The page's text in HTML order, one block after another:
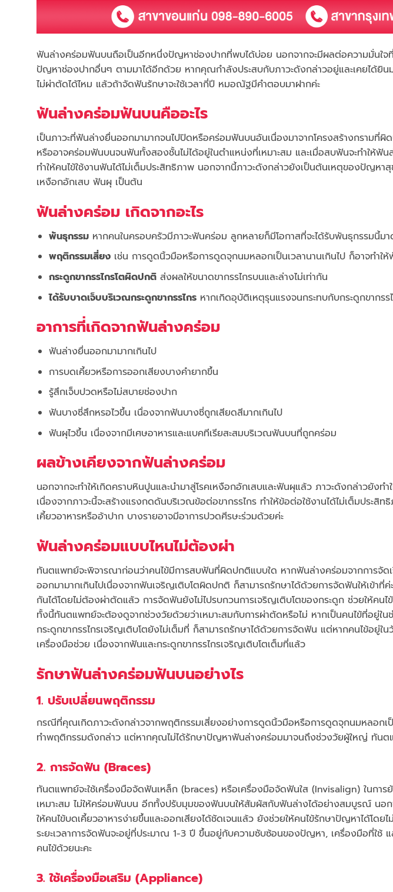
ฟันล่างคร่อมฟันบนถือเป็นอีกหนึ่งปัญหาช่องปากที่พบได้บ่อย นอกจากจะมีผลต่อความมั่นใจ
ปัญหาช่องปากอื่นๆ ตามมาได้อีกด้วย หากคุณกำลังประสบกับภาวะดังกล่าวอยู่และเคยได้ยิน
ไม่ผ่าตัดได้ไหม แล้วถ้าจัดฟันรักษาจะใช้เวลากี่ปี หมอณัฐมีคำตอบมาฝากค่ะ
ฟันล่างคร่อมฟันบนคืออะไร
เป็นภาวะที่ฟันล่างยื่นออกมามากจนไปปิดหรือคร่อมฟันบนอันเนื่องมาจากโครงสร้างกรามที่
หรืออาจคร่อมฟันบนจนฟันทั้งสองชั้นไม่ได้อยู่ในตำแหน่งที่เหมาะสม และเมื่อสบฟันจะทำให้ฟั
ทำให้คนไข้ใช้งานฟันได้ไม่เต็มประสิทธิภาพ นอกจากนี้ภาวะดังกล่าวยังเป็นต้นเหตุของปัญห
เหงือกอักเสบ ฟันผุ เป็นต้น
ฟันล่างคร่อม เกิดจากอะไร
พันธุกรรมหากคนในครอบครัวมีภาวะฟันคร่อม ลูกหลายก็มีโอกาสที่จะได้รับพันธุกรรมนี้มา
พฤติกรรมเสี่ยงเช่น การดูดนิ้วมือหรือการดูดจุกนมหลอกเป็นเวลานานเกินไป ก็อาจทำ
กระดูกขากรรไกรโตผิดปกติส่งผลให้ขนาดขากรรไกรบนและล่างไม่เท่ากัน
ได้รับบาดเจ็บบริเวณกระดูกขากรรไกรหากเกิดอุบัติเหตุรุนแรงจนกระทบกับกระดูกขากรร
อาการที่เกิดจากฟันล่างคร่อม
ฟันล่างยื่นออกมามากเกินไป
การบดเคี้ยวหรือการออกเสียงบางคำยากขึ้น
รู้สึกเจ็บปวดหรือไม่สบายช่องปาก
ฟันบางซี่สึกหรอไวขึ้น เนื่องจากฟันบางซี่ถูกเสียดสีมากเกินไป
ฟันผุไวขึ้น เนื่องจากมีเศษอาหารและแบคทีเรียสะสมบริเวณฟันบนที่ถูกคร่อม
ผลข้างเคียงจากฟันล่างคร่อม
นอกจากจะทำให้เกิดคราบหินปูนและนำมาสู่โรคเหงือกอักเสบและฟันผุแล้ว ภาวะดังกล่าวยังท
เนื่องจากภาวะนี้จะสร้างแรงกดดันบริเวณข้อต่อขากรรไกร ทำให้ข้อต่อใช้งานได้ไม่เต็มประ
เคี้ยวอาหารหรืออ้าปาก บางรายอาจมีอาการปวดศีรษะร่วมด้วยค่ะ
ฟันล่างคร่อมแบบไหนไม่ต้องผ่า
ทันตแพทย์จะพิจารณาก่อนว่าคนไข้มีการสบฟันที่ผิดปกติแบบใด หากฟันล่างคร่อมจากการจั
ออกมามากเกินไปเนื่องจากฟันเจริญเติบโตผิดปกติ ก็สามารถรักษาได้ด้วยการจัดฟันให้เข้าที่
กันได้โดยไม่ต้องผ่าตัดแล้ว การจัดฟันยังไม่ไปรบกวนการเจริญเติบโตของกระดูก ช่วยให้คน
ทั้งนี้ทันตแพทย์จะต้องดูจากช่วงวัยด้วยว่าเหมาะสมกับการผ่าตัดหรือไม่ หากเป็นคนไข้ที่อยู่ใ
กระดูกขากรรไกรเจริญเติบโตยังไม่เต็มที่ ก็สามารถรักษาได้ด้วยการจัดฟัน แต่หากคนไข้อยู่ใ
เครื่องมือช่วย เนื่องจากฟันและกระดูกขากรรไกรเจริญเติบโตเต็มที่แล้ว
รักษาฟันล่างคร่อมฟันบนอย่างไร
1. ปรับเปลี่ยนพฤติกรรม
กรณีที่คุณเกิดภาวะดังกล่าวจากพฤติกรรมเสี่ยงอย่างการดูดนิ้วมือหรือการดูดจุกนมหลอกเป็
ทำพฤติกรรมดังกล่าว แต่หากคุณไม่ได้รักษาปัญหาฟันล่างคร่อมมาจนถึงช่วงวัยผู้ใหญ่ ทันต
2. การจัดฟัน (Braces)
ทันตแพทย์จะใช้เครื่องมือจัดฟันเหล็ก (braces) หรือเครื่องมือจัดฟันใส (Invisalign) ในกา
เหมาะสม ไม่ให้คร่อมฟันบน อีกทั้งปรับมุมของฟันบนให้สัมผัสกับฟันล่างได้อย่างสมบูรณ์ นอ
ให้คนไข้บดเคี้ยวอาหารง่ายขึ้นและออกเสียงได้ชัดเจนแล้ว ยังช่วยให้คนไข้รักษาปัญหาได้โด
ระยะเวลาการจัดฟันจะอยู่ที่ประมาณ 1-3 ปี ขึ้นอยู่กับความซับซ้อนของปัญหา, เครื่องมือที่ใช้
คนไข้ด้วยนะคะ
3. ใช้เครื่องมือเสริม (Appliance)